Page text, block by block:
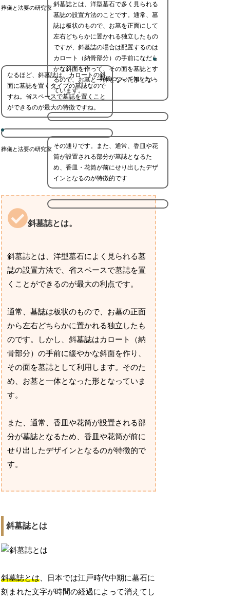
葬儀と法要の研究家 斜墓誌とは、洋型墓石で多く見られる
墓誌の設置方法のことです。通常、墓
誌は板状のもので、お墓を正面にして
左右どちらかに置かれる独立したもの
ですが、斜墓誌の場合は配置するのは
カロート（納骨部分）の手前になだら
かな斜面を作って、その面を墓誌とす
るので、お墓と一体となった形となっ
ています。
葬儀について知りたい
なるほど、斜墓誌は、カロートの斜
面に墓誌を置くタイプの墓誌なので
すね。省スペースで墓誌を置くこと
ができるのが最大の特徴ですね。
葬儀と法要の研究家 その通りです。また、通常、香皿や花
筒が設置される部分が墓誌となるた
め、香皿・花筒が前にせり出したデザ
インとなるのが特徴的です
斜墓誌とは。
斜墓誌とは、洋型墓石によく見られる墓
誌の設置方法で、省スペースで墓誌を置
くことができるのが最大の利点です。
通常、墓誌は板状のもので、お墓の正面
から左右どちらかに置かれる独立したも
のです。しかし、斜墓誌はカロート（納
骨部分）の手前に緩やかな斜面を作り、
その面を墓誌として利用します。そのた
め、お墓と一体となった形となっていま
す。
また、通常、香皿や花筒が設置される部
分が墓誌となるため、香皿や花筒が前に
せり出したデザインとなるのが特徴的で
す。
斜墓誌とは
斜墓誌とは、日本では江戸時代中期に墓石に
刻まれた文字が時間の経過によって消えてし